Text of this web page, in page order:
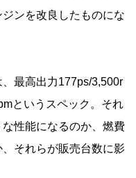
ンを改良したものにな
最高出力177ps/3,500r
というスペック。それ
性能になるのか、燃費
それらが販売台数に影